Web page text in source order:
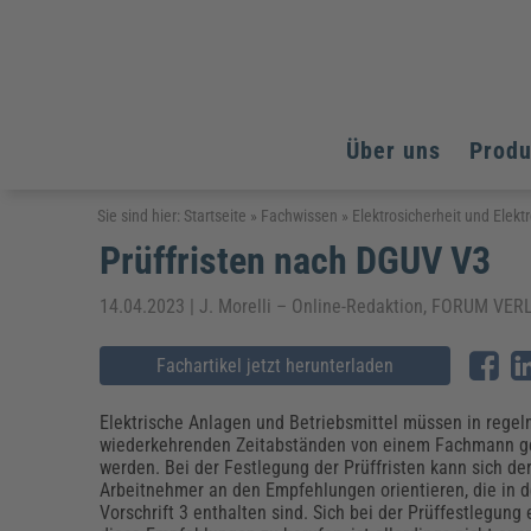
Über uns
Arbeitsschutz
Fachpublikationen & Arbeitshilfen
Arbeitssicherheit & Gesundheitsschutz
Brandschutz
Assistenz & Office-Management
Baurecht & Architektenrecht
Energieoptimiertes & klimaneutrales Bauen
Fachpublikationen & Arbeitshilfen
Kinderschutz, Jugendhilfe & Inklusion
Datenschutz & IT-Recht
Datenschutz & IT-Sicherheit
Elektrosicherheit
Elektrosicherheit & Elektrotechnik
Energie und Umwelt
Fachpublikationen & Arbeitshilfen
Weiterbildungen (AKADEMIE HERKERT)
Arbeitsschutz
Bildung und Erziehung
Energie und Umwelt
Kommunales
Reisekosten und Finanzen
Arbeitsschutz
Bildung und Erziehung
Energie und Umwelt
Kommunales
Reisekosten und Finanzen
Sie sind hier: Startseite » Fachwissen » Elektrosicherheit und
Prüffristen nach DGUV V3
14.04.2023 | J. Morelli – Online-Redaktion, FORUM
Fachartikel jetzt herunterladen
Elektrische Anlagen und Betriebsmittel müssen in
wiederkehrenden Zeitabständen von einem Fachmann
werden. Bei der Festlegung der Prüffristen kann sich der
Arbeitnehmer an den Empfehlungen orientieren, die in
Vorschrift 3 enthalten sind. Sich bei der Prüffestlegung